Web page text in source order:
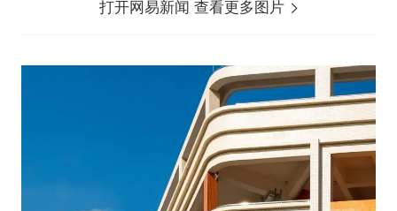
打开网易新闻 查看更多图片